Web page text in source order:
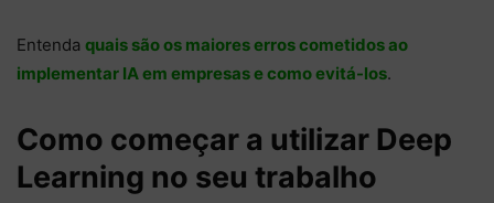
Entenda quais são os maiores erros cometidos ao
implementar IA em empresas e como evitá-los.
Como começar a utilizar Deep
Learning no seu trabalho